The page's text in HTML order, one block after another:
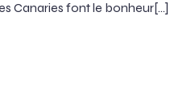
Canaries font le bonheur[…]